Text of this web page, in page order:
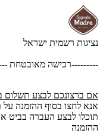
נציגות רשמית ישראל
---------רכישה מאובטחת
אם ברצונכם לבצע תשלום
אנא לחצו בסוף ההזמנה
ההזמנה